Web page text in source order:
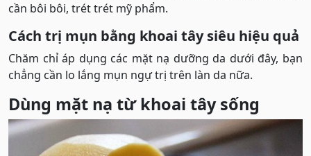
cần bôi bôi, trét trét mỹ phẩm.
Cách trị mụn bằng khoai tây siêu hiệu quả
Chăm chỉ áp dụng các mặt nạ dưỡng da dưới đây, bạn
chẳng cần lo lắng mụn ngự trị trên làn da nữa.
Dùng mặt nạ từ khoai tây sống